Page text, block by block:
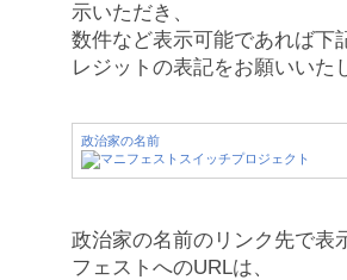
示いただき、
数件など表示可能であれば下
レジットの表記をお願いいた
政治家の名前
政治家の名前のリンク先で表
フェストへのURLは、